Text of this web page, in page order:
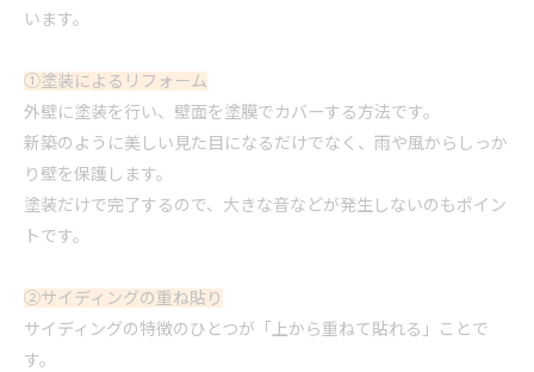
います。
①塗装による リフォーム
外壁に塗装を行い、壁面を塗膜でカバーする方法です。
新築のように美しい見た目になるだけでなく、雨や風からしっか
り壁を保護します。
塗装だけで完了するので、大きな音などが発生しないのもポイン
トです。
②サイディングの重ね貼り
サイディングの特徴のひとつが「上から重ねて貼れる」ことで
す。